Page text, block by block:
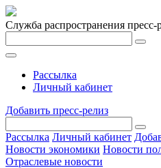
Служба распространения пресс-
Рассылка
Личный кабинет
Добавить пресс-релиз
Рассылка Личный кабинет
Новости экономики Новости
Отраслевые новости